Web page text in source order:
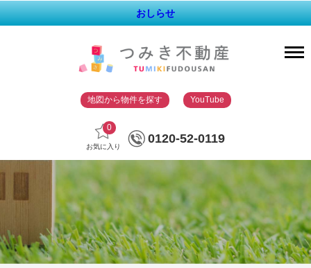
おしらせ
地図から物件を探す YouTube
0
お気に入り
0120-52-0119